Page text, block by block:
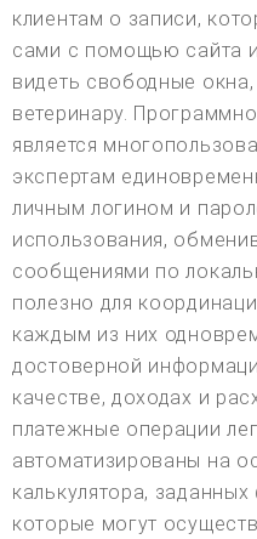
клиентам о записи,
сами с помощью сайта
видеть свободные
ветеринару.
является
экспертам
личным логином и
использования,
сообщениями по
полезно для
каждым из них
достоверной
качестве, доходах и
платежные операции
автоматизированы на
калькулятора,
которые могут